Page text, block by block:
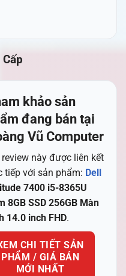
khảo sản
đang bán tại
Vũ Computer
review này được liên kết
tiếp với sản phẩm: Dell
7400 i5-8365U
8GB SSD 256GB Màn
14.0 inch FHD.
CHI TIẾT SẢN
PHẨM / GIÁ BÁN
MỚI NHẤT